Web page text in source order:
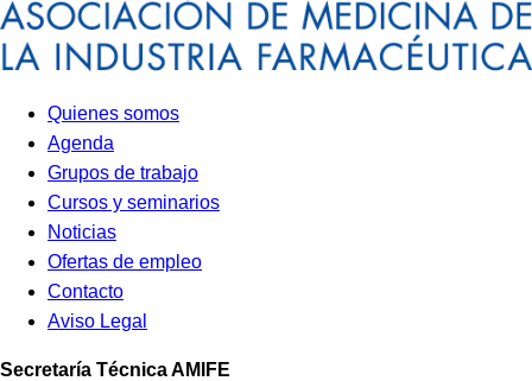
Quienes somos
Agenda
Grupos de trabajo
Cursos y seminarios
Noticias
Ofertas de empleo
Contacto
Aviso Legal
Secretaría TécnicaAMIFE